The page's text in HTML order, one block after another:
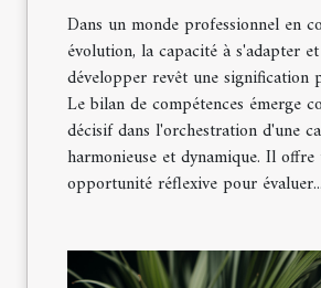
Dans un monde professionnel en
évolution, la capacité à s'adapter
développer revêt une signification
Le bilan de compétences émerge
décisif dans l'orchestration d'une
harmonieuse et dynamique. Il offre
opportunité réflexive pour évaluer...